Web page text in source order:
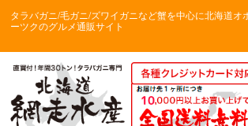
タラバガニ/毛ガニ/ズワイガニなど蟹を中心に北海道オ
ーツクのグルメ通販サイト